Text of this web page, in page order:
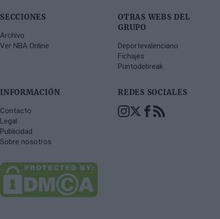
SECCIONES
Archivo
Ver NBA Online
OTRAS WEBS DEL
GRUPO
Deportevalenciano
Fichajes
Puntodebreak
INFORMACIÓN
Contacto
Legal
Publicidad
Sobre nosotros
REDES SOCIALES